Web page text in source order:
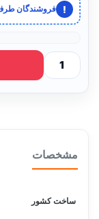
! فروشندگان طرف
مشخصات
ساخت کشور